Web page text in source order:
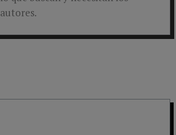
autores.